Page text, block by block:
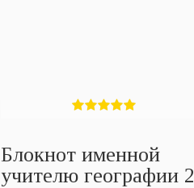
Блокнот именной
учителю географии 2